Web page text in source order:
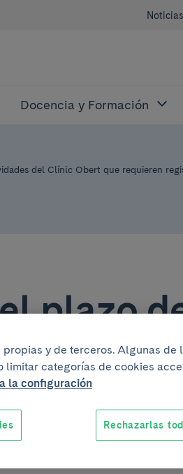
Noticias
Docencia y Formación
del Clínic Obert que requieren
plazo
del
y de terceros. Algunas de
limitar categorías de cookies
la configuración
Rechazarlas